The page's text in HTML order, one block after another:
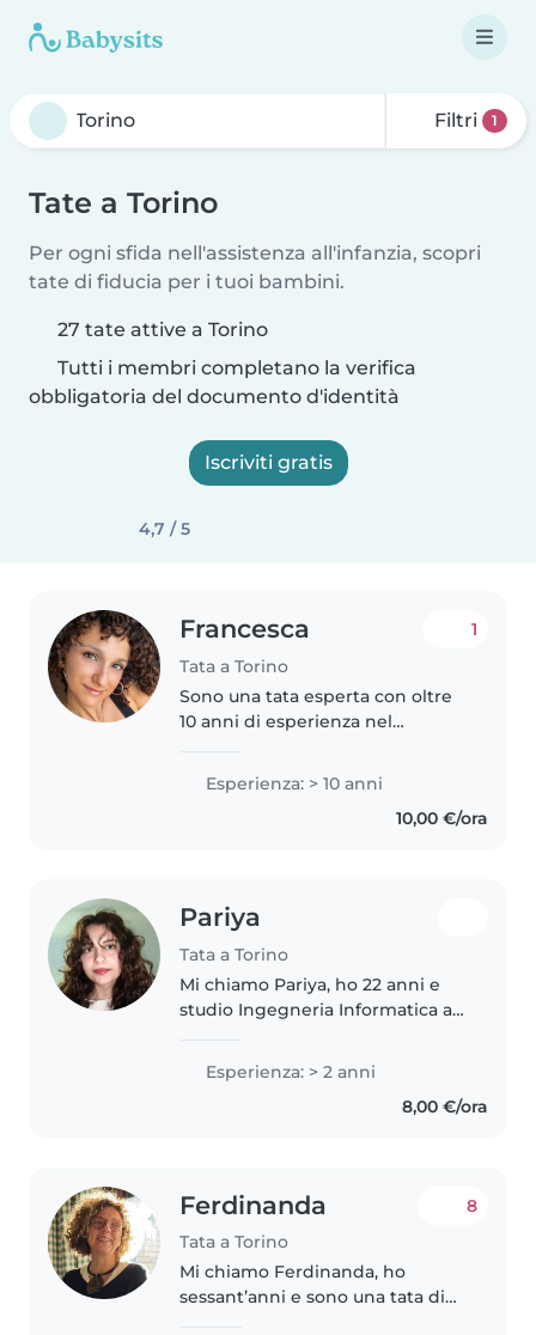
Filtri 1
Tate a Torino
Per ogni sfida nell'assistenza all'infanzia, scopri
tate di fiducia per i tuoi bambini.
27 tate attive a Torino
Tutti i membri completano la verifica
obbligatoria del documento d'identità
Iscriviti gratis
4,7 / 5
Francesca
Tata a Torino
1
Sono una tata esperta con oltre
10 anni di esperienza nel
tutte le età, dai più piccoli ai
teenager. Mi considero una
Esperienza: > 10 anni
10,00 €/ora
Pariya
Tata a Torino
Mi chiamo Pariya, ho 22 anni e
studio Ingegneria Informatica al
due anni. Posso aiutare nei
compiti e nell'apprendimento..
Esperienza: > 2 anni
8,00 €/ora
Ferdinanda
Tata a Torino
8
Mi chiamo Ferdinanda, ho
sessant’anni e sono una tata di